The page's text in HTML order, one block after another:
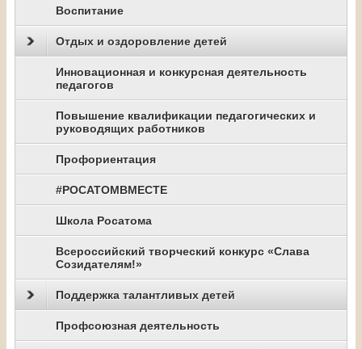
Воспитание
Отдых и оздоровление детей
Инновационная и конкурсная деятельность
педагогов
Повышение квалификации педагогических и
руководящих работников
Профориентация
#РОСАТОМВМЕСТЕ
Школа Росатома
Всероссийский творческий конкурс «Слава
Созидателям!»
Поддержка талантливых детей
Профсоюзная деятельность